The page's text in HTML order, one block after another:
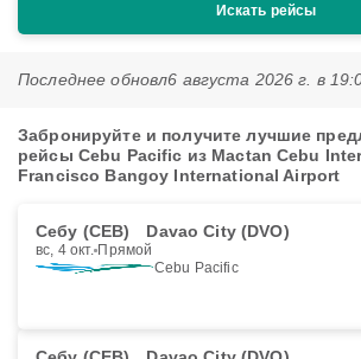
Искать рейсы
Последнее обновл6 августа 2026 г. в
Забронируйте и получите лучшие
рейсы Cebu Pacific из Mactan Cebu
Francisco Bangoy International Airport
Себу (CEB) Davao City (DVO)
вс, 4 окт. Прямой
Cebu Pacific